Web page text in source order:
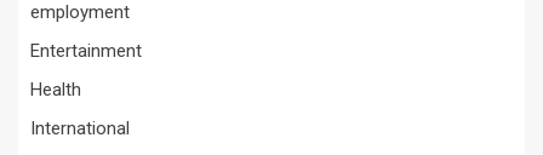
employment
Entertainment
Health
International